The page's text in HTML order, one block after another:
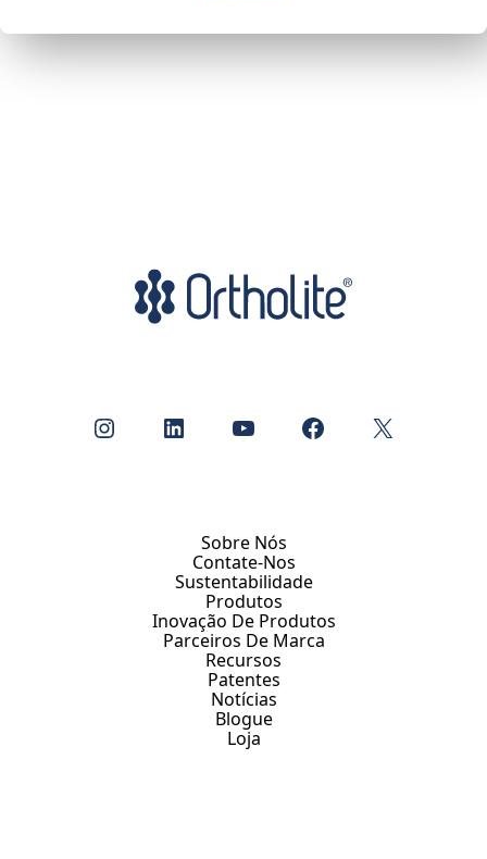
Instagram LinkedIn Youtube Facebook X
Sobre Nós
Contate-Nos
Sustentabilidade
Produtos
Inovação De Produtos
Parceiros De Marca
Recursos
Patentes
Notícias
Blogue
Loja